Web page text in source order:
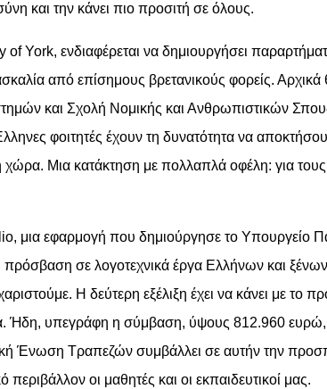
και την κάνει πιο προσιτή σε όλους.
York, ενδιαφέρεται να δημιουργήσει
από επίσημους βρετανικούς φορείς.
και Σχολή Νομικής και Ανθρωπιστικών
φοιτητές έχουν τη δυνατότητα να
Μια κατάκτηση με πολλαπλά οφέλη: για τους
μια εφαρμογή που δημιούργησε το Υπουργείο
πρόσβαση σε λογοτεχνικά έργα Ελλήνων και
Η δεύτερη εξέλιξη έχει να κάνει με
Ήδη, υπεγράφη η σύμβαση, ύψους 812.960 ευρώ,
Ένωση Τραπεζών συμβάλλει σε αυτήν την
οι μαθητές και οι εκπαιδευτικοί μας.